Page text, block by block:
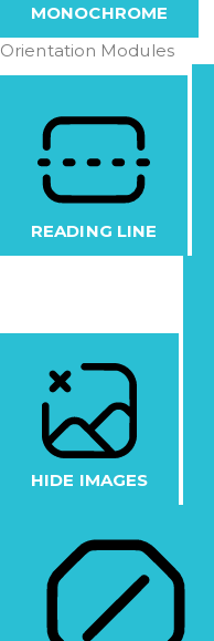
MONOCHROME
Orientation Modules
READING LINE
HIDE IMAGES